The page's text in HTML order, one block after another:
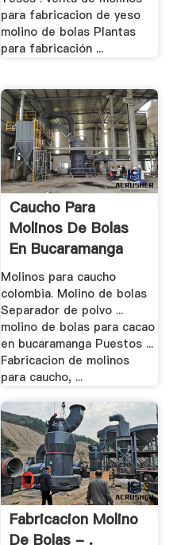
para fabricacion de yeso
molino de bolas Plantas
para fabricación ...
Caucho Para
Molinos De Bolas
En Bucaramanga
Molinos para caucho
colombia. Molino de bolas
Separador de polvo ...
molino de bolas para cacao
en bucaramanga Puestos ...
Fabricacion de molinos
para caucho, ...
Fabricacion Molino
De Bolas - .